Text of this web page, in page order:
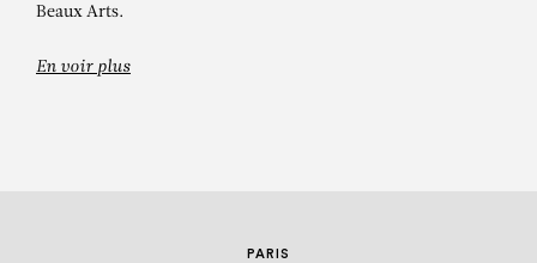
Beaux Arts.
En voir plus
PARIS